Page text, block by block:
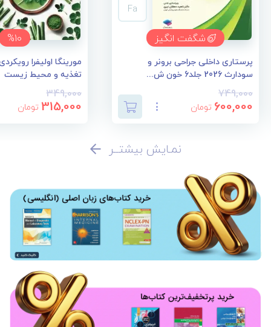
شگفت انگیز
Fa
پرستاری داخلی جراحی برونر و
سودارث 2026 جلد6 خون ش...
749,000
600,000 تومان
%10
مورینگا اولیفرا
تغذیه و محیط زیست
349,000
315,000 تومان
نمـایش بیشتــر